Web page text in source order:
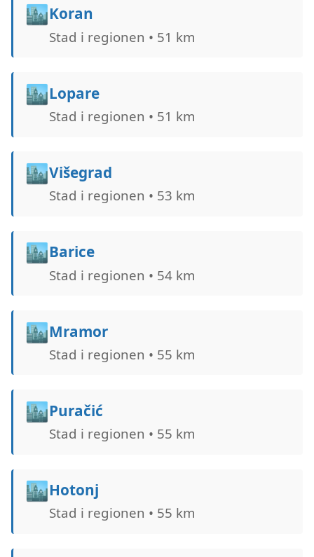
🏙️Koran
Stad i regionen • 51 km
🏙️Lopare
Stad i regionen • 51 km
🏙️Višegrad
Stad i regionen • 53 km
🏙️Barice
Stad i regionen • 54 km
🏙️Mramor
Stad i regionen • 55 km
🏙️Puračić
Stad i regionen • 55 km
🏙️Hotonj
Stad i regionen • 55 km